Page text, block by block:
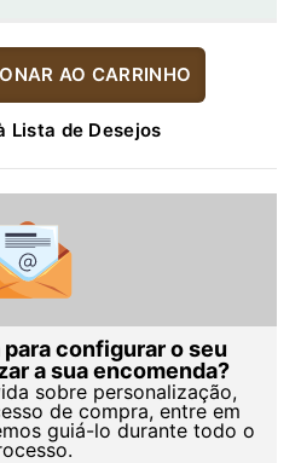
AO CARRINHO
Lista de Desejos
configurar o seu
a sua encomenda?
sobre personalização,
de compra, entre em
guiá-lo durante todo o